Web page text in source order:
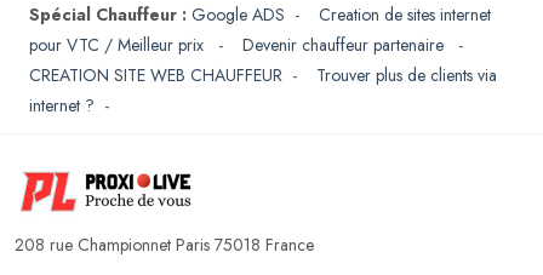
Spécial Chauffeur : Google ADS - Creation de sites internet
pour VTC / Meilleur prix
- Devenir chauffeur partenaire
-
CREATION SITE WEB CHAUFFEUR - Trouver plus de clients via
internet ? -
208 rue Championnet Paris 75018 France